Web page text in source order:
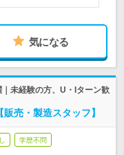
気になる
未経験の方、U・Iターン歓
売・製造スタッフ】
学歴不問